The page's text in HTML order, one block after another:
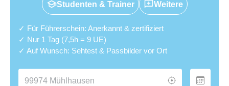
Studenten & Trainer Weitere
✓ Für Führerschein: Anerkannt & zertifiziert
✓ Nur 1 Tag (7,5h = 9 UE)
✓ Auf Wunsch: Sehtest & Passbilder vor Ort